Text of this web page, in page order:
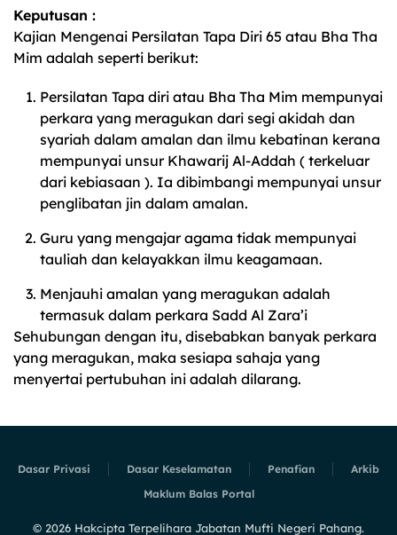
Keputusan :
Kajian Mengenai Persilatan Tapa Diri 65 atau Bha Tha
Mim adalah seperti berikut:
Persilatan Tapa diri atau Bha Tha Mim mempunyai
perkara yang meragukan dari segi akidah dan
syariah dalam amalan dan ilmu kebatinan kerana
mempunyai unsur Khawarij Al-Addah ( terkeluar
dari kebiasaan ). Ia dibimbangi mempunyai unsur
penglibatan jin dalam amalan.
Guru yang mengajar agama tidak mempunyai
tauliah dan kelayakkan ilmu keagamaan.
Menjauhi amalan yang meragukan adalah
termasuk dalam perkara Sadd Al Zara’i
Sehubungan dengan itu, disebabkan banyak perkara
yang meragukan, maka sesiapa sahaja yang
menyertai pertubuhan ini adalah dilarang.
Dasar Privasi Dasar Keselamatan Penafian
Arkib
Maklum Balas Portal
© 2026 Hakcipta Terpelihara Jabatan Mufti Negeri Pahang.